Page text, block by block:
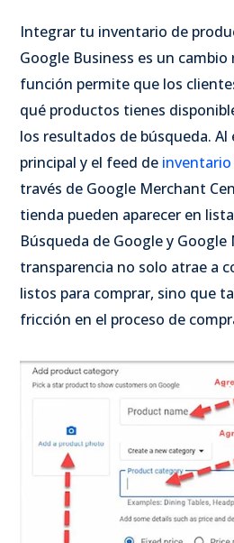
Integrar tu inventario de
Google Business es un
función permite que los
qué productos tienes
los resultados de búsqueda.
principal y el feed de
través de Google Merchant
tienda pueden aparecer en
Búsqueda de Google y Google
transparencia no solo atrae a
listos para comprar, sino que
fricción en el proceso de